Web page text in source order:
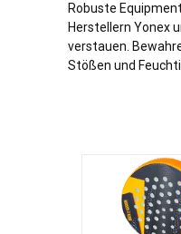
Robuste
Herstellern Yonex
verstauen.
Stößen und